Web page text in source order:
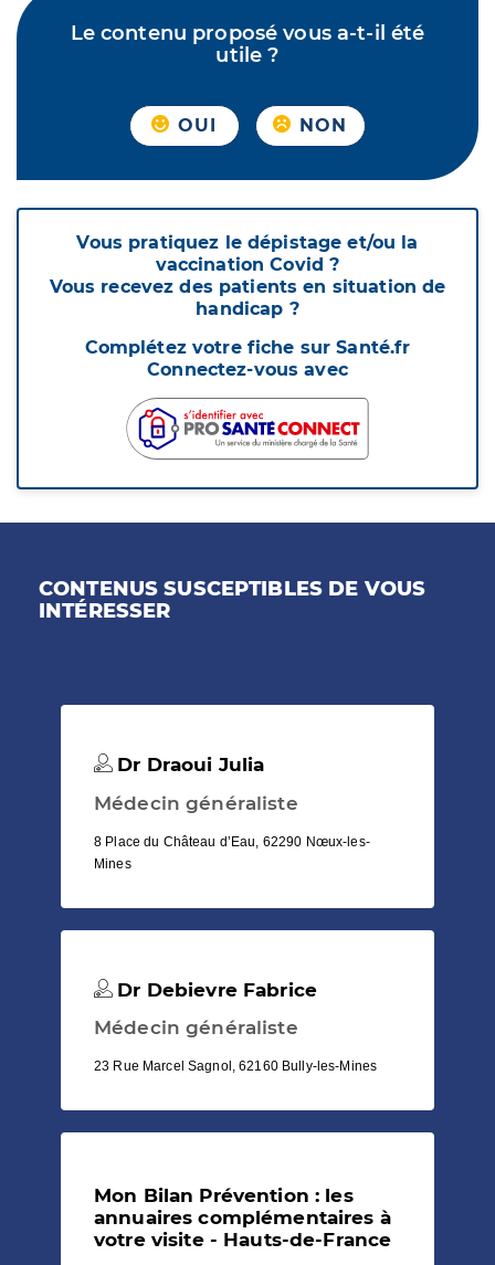
Le contenu proposé vous a-t-il été
utile ?
OUI NON
Vous pratiquez le dépistage et/ou la
vaccination Covid ?
Vous recevez des patients en situation de
handicap ?
Complétez votre fiche sur Santé.fr
Connectez-vous avec
CONTENUS SUSCEPTIBLES DE VOUS
INTÉRESSER
Dr Draoui Julia
Médecin généraliste
8 Place du Château d’Eau, 62290 Nœux-les-
Mines
Dr Debievre Fabrice
Médecin généraliste
23 Rue Marcel Sagnol, 62160 Bully-les-Mines
Mon Bilan Prévention : les
annuaires complémentaires à
votre visite - Hauts-de-France